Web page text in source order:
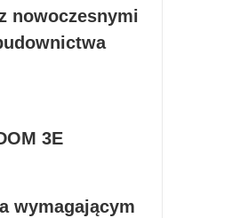
nowoczesnymi
wymagającym